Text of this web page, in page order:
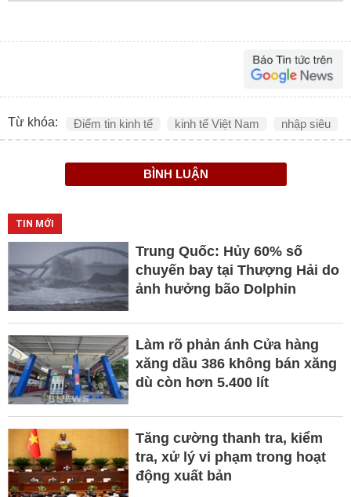
Từ khóa: Điểm tin kinh tế kinh tế Việt Nam nhập siêu
BÌNH LUẬN
TIN MỚI
Trung Quốc: Hủy 60% số
chuyến bay tại Thượng Hải do
ảnh hưởng bão Dolphin
Làm rõ phản ánh Cửa hàng
xăng dầu 386 không bán xăng
dù còn hơn 5.400 lít
Tăng cường thanh tra, kiểm
tra, xử lý vi phạm trong hoạt
động xuất bản